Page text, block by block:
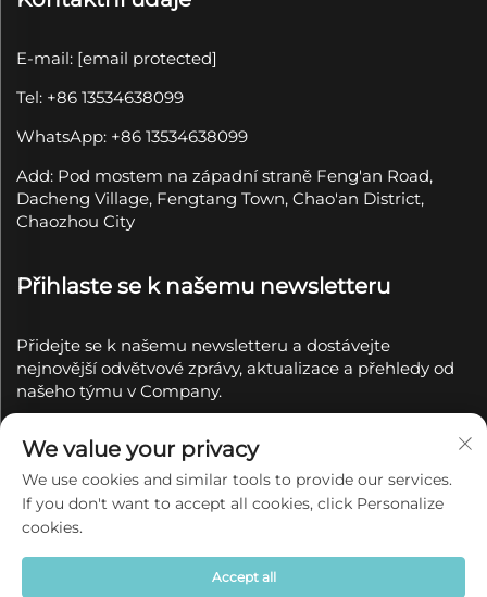
E-mail: [email protected]
Tel: +86 13534638099
WhatsApp: +86 13534638099
Add: Pod mostem na západní straně Feng'an Road,
Dacheng Village, Fengtang Town, Chao'an District,
Chaozhou City
Přihlaste se k našemu newsletteru
Přidejte se k našemu newsletteru a dostávejte
nejnovější odvětvové zprávy, aktualizace a přehledy od
našeho týmu v Company.
Copyright © 2025 společností Chaozhou Qianyue
Ceramics Co., Ltd.
Zásady ochrany soukromí
We value your privacy
We use cookies and similar tools to provide our services.
If you don't want to accept all cookies, click Personalize
cookies.
Accept all